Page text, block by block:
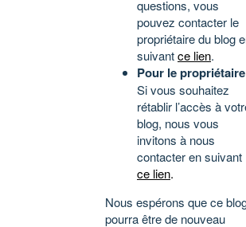
questions, vous
pouvez contacter le
propriétaire du blog
suivantce lien.
Pour le propriétaire
Si vous souhaitez
rétablir l’accès à
blog, nous vous
invitons à nous
contacter en suivant
ce lien.
Nous espérons que ce
pourra être de nouveau